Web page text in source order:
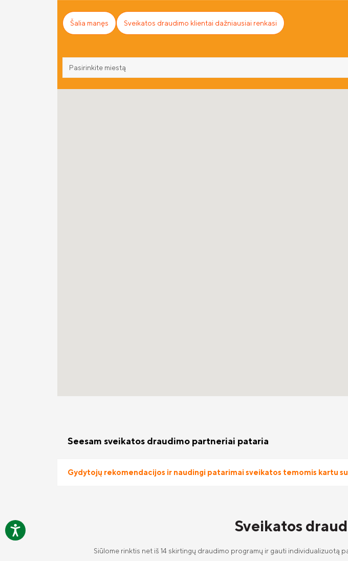
Šalia manęs Sveikatos draudimo klientai dažniausiai renkasi
Pasirinkite miestą
Seesam sveikatos draudimo partneriai pataria
Gydytojų rekomendacijos ir naudingi patarimai sveikatos temomis kartu
Sveikatos
Siūlome rinktis net iš 14 skirtingų draudimo programų ir gauti individualizuotą